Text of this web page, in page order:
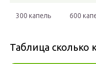
300 капель 600
Таблица сколько